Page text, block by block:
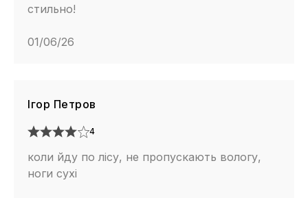
стильно!
01/06/26
Ігор Петров
4
коли йду по лісу, не пропускають вологу,
ноги сухі